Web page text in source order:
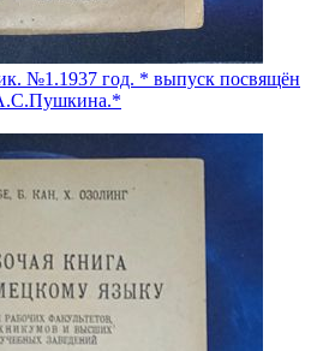
№1.1937 год. * выпуск посвящён